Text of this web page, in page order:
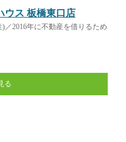
ウス 板橋東口店
／2016年に不動産を借りるため
る